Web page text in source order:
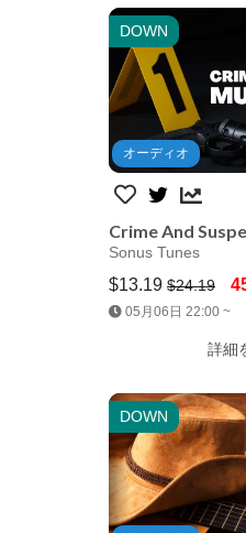
DOWN
オーディオ
Crime And
Sonus Tunes
$13.19 $24.19
05月06日 22:00 ~
詳細
DOWN
Jump